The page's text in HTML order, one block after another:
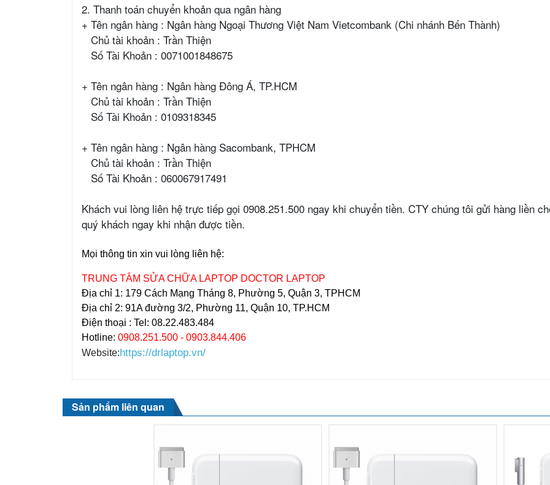
2. Thanh toán chuyển khoản qua ngân hàng
+ Tên ngân hàng : Ngân hàng Ngoại Thương Việt Nam Vietcombank (Chi nhánh Bến Thành)
Chủ tài khoản : Trần Thiện
Số Tài Khoản : 0071001848675
+ Tên ngân hàng : Ngân hàng Đông Á, TP.HCM
Chủ tài khoản : Trần Thiện
Số Tài Khoản : 0109318345
+ Tên ngân hàng : Ngân hàng Sacombank, TPHCM
Chủ tài khoản : Trần Thiện
Số Tài Khoản : 060067917491
Khách vui lòng liên hệ trực tiếp gọi 0908.251.500 ngay khi chuyển tiền. CTY chúng tôi gửi hàng liền
quý khách ngay khi nhận được tiền.
Mọi thông tin xin vui lòng liên hệ:
TRUNG TÂM SỬA CHỮA LAPTOP DOCTOR LAPTOP
Địa chỉ 1: 179 Cách Mạng Tháng 8, Phường 5, Quận 3, TPHCM
Địa chỉ 2: 91A đường 3/2, Phường 11, Quận 10, TP.HCM
Điện thoại : Tel: 08.22.483.484
Hotline: 0908.251.500 - 0903.844.406
Website:https://drlaptop.vn/
Sản phẩm liên quan